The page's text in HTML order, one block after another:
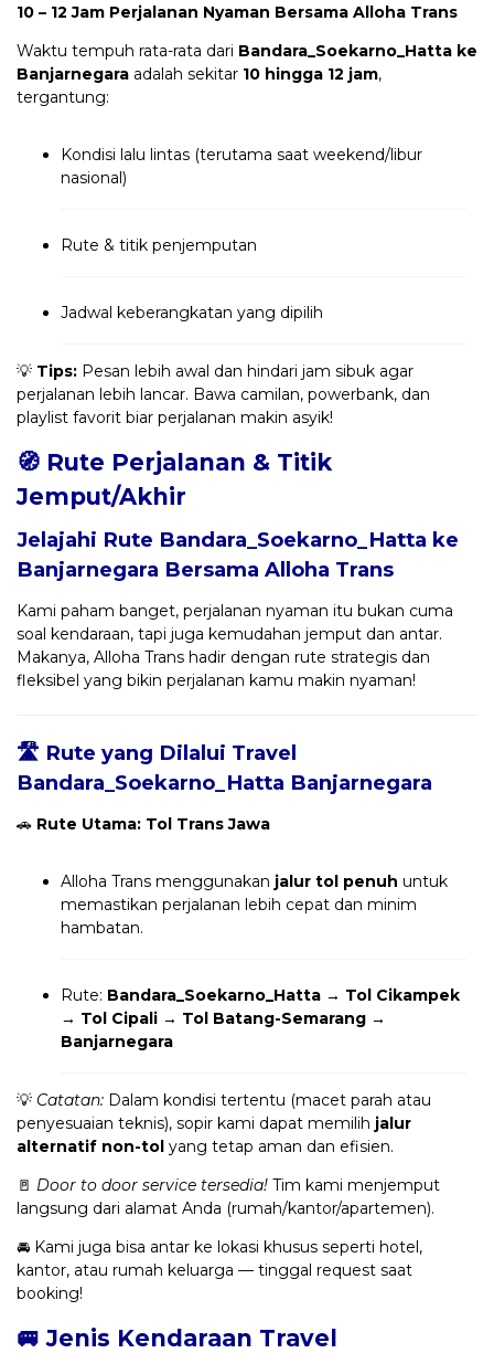
10 – 12 Jam Perjalanan Nyaman Bersama Alloha Trans
Waktu tempuh rata-rata dari Bandara_Soekarno_Hatta ke
Banjarnegara adalah sekitar 10 hingga 12 jam,
tergantung:
Kondisi lalu lintas (terutama saat weekend/libur
nasional)
Rute & titik penjemputan
Jadwal keberangkatan yang dipilih
💡 Tips: Pesan lebih awal dan hindari jam sibuk agar
perjalanan lebih lancar. Bawa camilan, powerbank, dan
playlist favorit biar perjalanan makin asyik!
🧭 Rute Perjalanan & Titik
Jemput/Akhir
Jelajahi Rute Bandara_Soekarno_Hatta ke
Banjarnegara Bersama Alloha Trans
Kami paham banget, perjalanan nyaman itu bukan cuma
soal kendaraan, tapi juga kemudahan jemput dan antar.
Makanya, Alloha Trans hadir dengan rute strategis dan
fleksibel yang bikin perjalanan kamu makin nyaman!
🛣️ Rute yang Dilalui Travel
Bandara_Soekarno_Hatta Banjarnegara
🚗 Rute Utama: Tol Trans Jawa
Alloha Trans menggunakan jalur tol penuh untuk
memastikan perjalanan lebih cepat dan minim
hambatan.
Rute: Bandara_Soekarno_Hatta → Tol Cikampek
→ Tol Cipali → Tol Batang-Semarang →
Banjarnegara
💡 Catatan: Dalam kondisi tertentu (macet parah atau
penyesuaian teknis), sopir kami dapat memilih jalur
alternatif non-tol yang tetap aman dan efisien.
🚪 Door to door service tersedia! Tim kami menjemput
langsung dari alamat Anda (rumah/kantor/apartemen).
🚘 Kami juga bisa antar ke lokasi khusus seperti hotel,
kantor, atau rumah keluarga — tinggal request saat
booking!
🚐 Jenis Kendaraan Travel